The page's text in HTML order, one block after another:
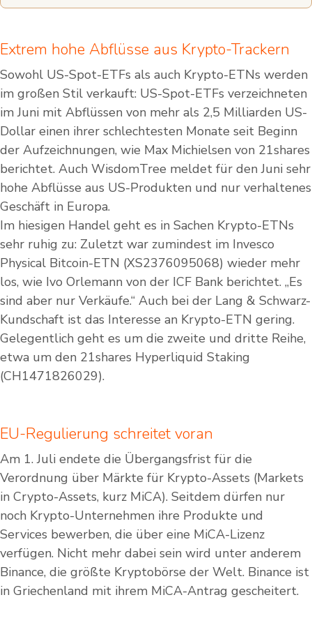
Extrem hohe Abflüsse aus Krypto-Trackern
Sowohl US-Spot-ETFs als auch Krypto-ETNs werden
im großen Stil verkauft: US-Spot-ETFs verzeichneten
im Juni mit Abflüssen von mehr als 2,5 Milliarden US-
Dollar einen ihrer schlechtesten Monate seit Beginn
der Aufzeichnungen, wie Max Michielsen von 21shares
berichtet. Auch WisdomTree meldet für den Juni sehr
hohe Abflüsse aus US-Produkten und nur verhaltenes
Geschäft in Europa.
Im hiesigen Handel geht es in Sachen Krypto-ETNs
sehr ruhig zu: Zuletzt war zumindest im Invesco
Physical Bitcoin-ETN (XS2376095068) wieder mehr
los, wie Ivo Orlemann von der ICF Bank berichtet. „Es
sind aber nur Verkäufe.“ Auch bei der Lang & Schwarz-
Kundschaft ist das Interesse an Krypto-ETN gering.
Gelegentlich geht es um die zweite und dritte Reihe,
etwa um den 21shares Hyperliquid Staking
(CH1471826029).
EU-Regulierung schreitet voran
Am 1. Juli endete die Übergangsfrist für die
Verordnung über Märkte für Krypto-Assets (Markets
in Crypto-Assets, kurz MiCA). Seitdem dürfen nur
noch Krypto-Unternehmen ihre Produkte und
Services bewerben, die über eine MiCA-Lizenz
verfügen. Nicht mehr dabei sein wird unter anderem
Binance, die größte Kryptobörse der Welt. Binance ist
in Griechenland mit ihrem MiCA-Antrag gescheitert.